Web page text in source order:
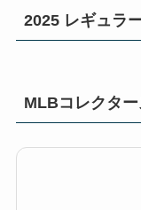
2025 レギュラ
MLBコレクタ